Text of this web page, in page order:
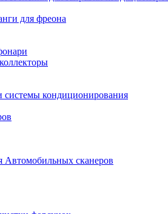
для фреона
системы кондиционирования
Автомобильных сканеров